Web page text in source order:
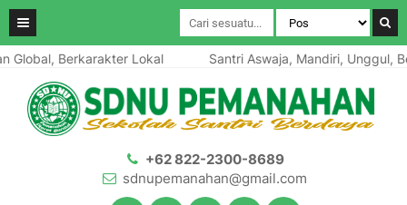
Berkarakter Lokal Santri Aswaja, Mandiri, Unggul,
+62 822-2300-8689
sdnupemanahan@gmail.com